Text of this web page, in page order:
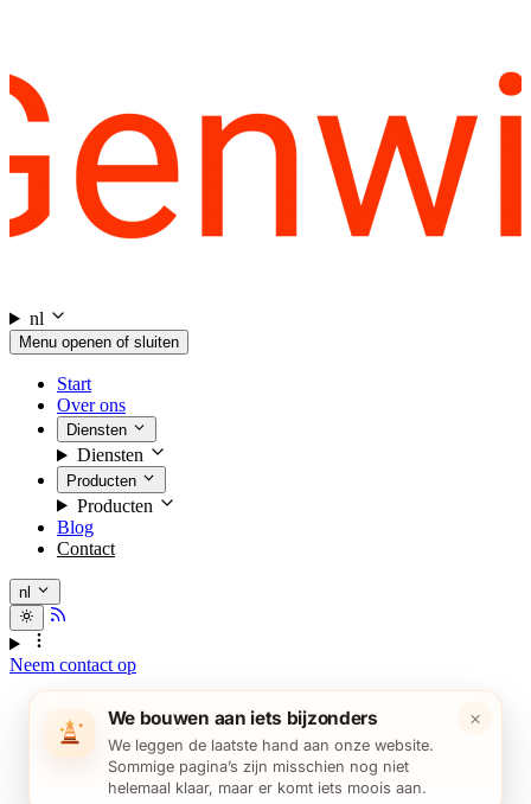
nl
Menu openen of sluiten
Start
Over ons
Diensten
Diensten
Producten
Producten
Blog
Contact
nl
Neem contact op
×
We bouwen aan iets bijzonders
We leggen de laatste hand aan onze website.
Sommige pagina’s zijn misschien nog niet
helemaal klaar, maar er komt iets moois aan.